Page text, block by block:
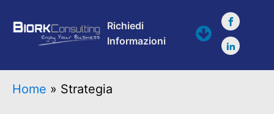
Richiedi
Informazioni
Home » Strategia